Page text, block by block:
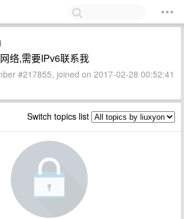
络,需要IPv6联系我
#217855, joined on 2017-02-28 00:52:41
Switch topics list